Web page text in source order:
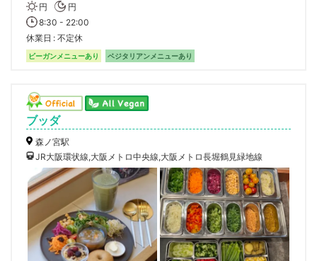
円
円
8:30 - 22:00
休業日
不定休
ビーガンメニューあり ベジタリアンメニューあり
ブッダ
森ノ宮駅
JR大阪環状線,大阪メトロ中央線,大阪メトロ長堀鶴見緑地線